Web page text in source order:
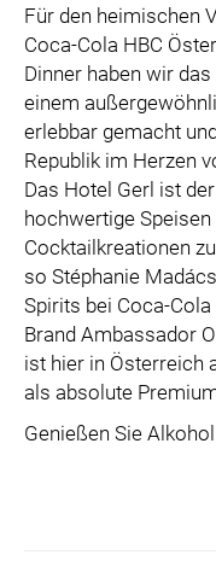
Für den heimischen
Coca-Cola HBC
Dinner haben wir
einem
erlebbar gemacht
Republik im Herzen
Das Hotel Gerl ist
hochwertige
Cocktailkreationen
so Stéphanie
Spirits bei Coca-
Brand Ambassador
ist hier in Österreich
als absolute
Genießen Sie